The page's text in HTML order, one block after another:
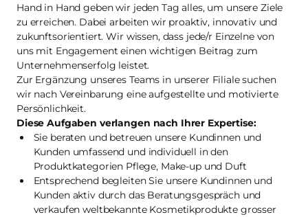
Hand in Hand geben wir jeden Tag alles, um unsere Ziele
zu erreichen. Dabei arbeiten wir proaktiv, innovativ und
zukunftsorientiert. Wir wissen, dass jede/r Einzelne von
uns mit Engagement einen wichtigen Beitrag zum
Unternehmenserfolg leistet.
Zur Ergänzung unseres Teams in unserer Filiale suchen
wir nach Vereinbarung eine aufgestellte und motivierte
Persönlichkeit.
Diese Aufgaben verlangen nach Ihrer Expertise:
Sie beraten und betreuen unsere Kundinnen und
Kunden umfassend und individuell in den
Produktkategorien Pflege, Make-up und Duft
Entsprechend begleiten Sie unsere Kundinnen und
Kunden aktiv durch das Beratungsgespräch und
verkaufen weltbekannte Kosmetikprodukte grosser